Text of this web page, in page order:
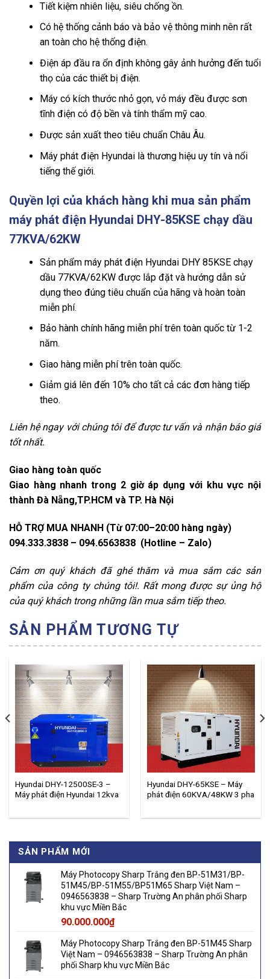
SẢN PHẨM MỚI
Máy Photocopy Sharp Trắng đen BP-51M31/BP-
51M45/BP-51M55/BP51M65 Sharp Việt Nam –
0946563838 – Sharp Trường An phân phối Sharp
khu vực Miền Bắc
90.000.000₫
Máy Photocopy Sharp Trắng đen BP-51M45 Sharp
Việt Nam – 0946563838 – Sharp Trường An phân
phối Sharp khu vực Miền Bắc
Tiết kiệm nhiên liệu, siêu chống ồn.
Có hệ thống cảnh báo và bảo vệ thông minh nên rất
an toàn cho hệ thống điện.
Điện áp đầu ra ổn định không gây ảnh hưởng đến tuổi
thọ của các thiết bị điện.
Máy có kích thước nhỏ gọn, vỏ máy đều được sơn
tĩnh điện có độ bền và tính thẩm mỹ cao.
Được sản xuất theo tiêu chuẩn Châu Âu.
Máy phát điện Hyundai là thương hiệu uy tín và nổi
tiếng thế giới.
Quyền lợi của khách hàng khi mua sản phẩm
máy phát điện Hyundai DHY-85KSE chạy dầu
77KVA/62KW
Sản phẩm máy phát điện Hyundai DHY 85KSE chạy
dầu 77KVA/62KW được lắp đặt và hướng dẫn sử
dụng theo đúng tiêu chuẩn của hãng và hoàn toàn
miễn phí.
Bảo hành chính hãng miễn phí trên toàn quốc từ 1-2
năm.
Giao hàng miễn phí trên toàn quốc.
Giảm giá lên đến 10% cho tất cả các đơn hàng tiếp
theo.
Liên hệ ngay với chúng tôi để được tư vấn và nhận báo giá
tốt nhất.
Giao hàng toàn quốc
Giao hàng nhanh trong 2 giờ áp dụng với khu vực nội
thành Đà Nẵng,TP.HCM và TP. Hà Nội
HỖ TRỢ MUA NHANH (Từ 07:00–20:00 hàng ngày)
094.333.3838 – 094.6563838 (Hotline – Zalo)
Cảm ơn quý khách đã ghé thăm và mua sắm các sản
phẩm của công ty chúng tôi!. Rất mong được sự ủng hộ
của quý khách trong những lần mua sắm tiếp theo.
SẢN PHẨM TƯƠNG TỰ
Hyundai DHY-12500SE-3 –
Máy phát điện Hyundai 12kva
Hyundai DHY-65KSE – Máy
phát điện 60KVA/48KW 3 pha